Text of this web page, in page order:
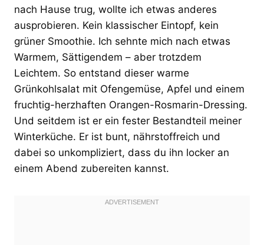
nach Hause trug, wollte ich etwas anderes
ausprobieren. Kein klassischer Eintopf, kein
grüner Smoothie. Ich sehnte mich nach etwas
Warmem, Sättigendem – aber trotzdem
Leichtem. So entstand dieser warme
Grünkohlsalat mit Ofengemüse, Apfel und einem
fruchtig-herzhaften Orangen-Rosmarin-Dressing.
Und seitdem ist er ein fester Bestandteil meiner
Winterküche. Er ist bunt, nährstoffreich und
dabei so unkompliziert, dass du ihn locker an
einem Abend zubereiten kannst.